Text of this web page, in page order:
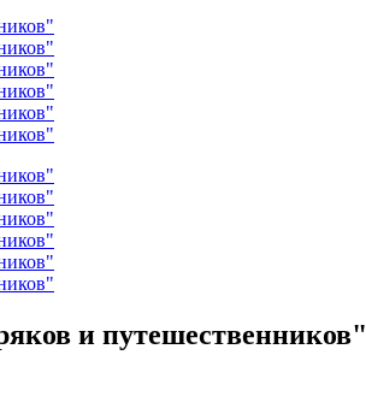
и путешественников"